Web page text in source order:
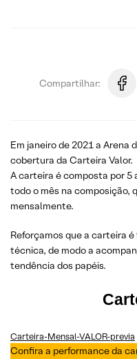
Compartilhar:
Em janeiro de 2021 a Arena
cobertura da Carteira Valor.
A carteira é composta por 5
todo o mês na composição,
mensalmente.
Reforçamos que a carteira
técnica, de modo a
tendência dos papéis.
Carteira-Mensal-VALOR-previa
Confira a performance da